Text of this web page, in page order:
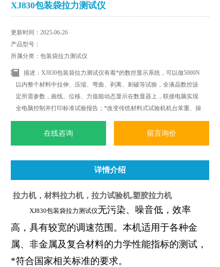
XJ830包装袋拉力测试仪
更新时间：2025-06-26
产品型号：
所属分类：包装袋拉力测试仪
描述：XJ830包装袋拉力测试仪有着*的数控显示系统，可以做5000N
以内整个材料中拉伸、压缩、弯曲、剥离、刺破等试验，全液晶数控设
定所需参数，曲线、位移、力值能动态显示在数显器上，联接电脑实现
全电脑控制并打印标准试验报告；*改变传统材料式试验机机台笨重、操
作复杂、性能单一之缺点。外观采用挤型封板及高级烤漆处理，更显美
在线咨询 留言询价
详情介绍
拉力机，材料拉力机，拉力试验机,塑胶拉力机
XJ830包装袋拉力测试仪无污染、噪音低，效率
高，具有较宽的调速范围。本机适用于各种金
属、非金属及复合材料的力学性能指标的测试，
*符合国家相关标准的要求。